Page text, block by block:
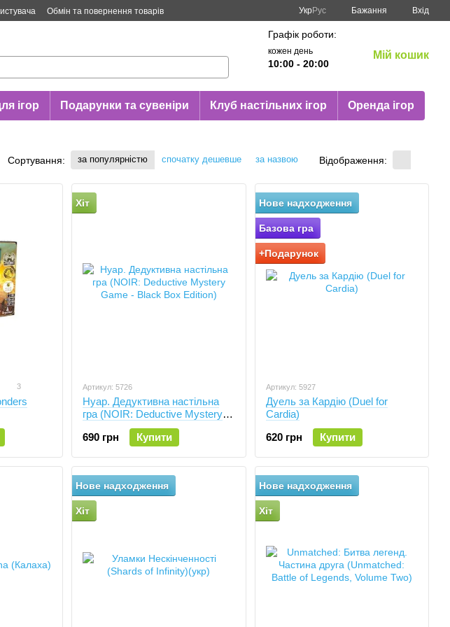
Обмін та повернення товарів
УкрРус Бажання Вхід
Графік роботи:
кожен день
10:00 - 20:00
Мій кошик
ігор Подарунки та сувеніри Клуб настільних ігор Оренда ігор
Сортування: за популярністю спочатку дешевше за назвою Відображення:
3
Хіт
Артикул: 5726
Нуар. Дедуктивна настільна
гра (NOIR: Deductive Mystery
Game - Black Box Edition)
690 грн
Купити
Нове надходження
Базова гра
+Подарунок
Артикул: 5927
Дуель за Кардію (Duel for
Cardia)
620 грн
Купити
Нове надходження
Хіт
Нове надходження
Хіт